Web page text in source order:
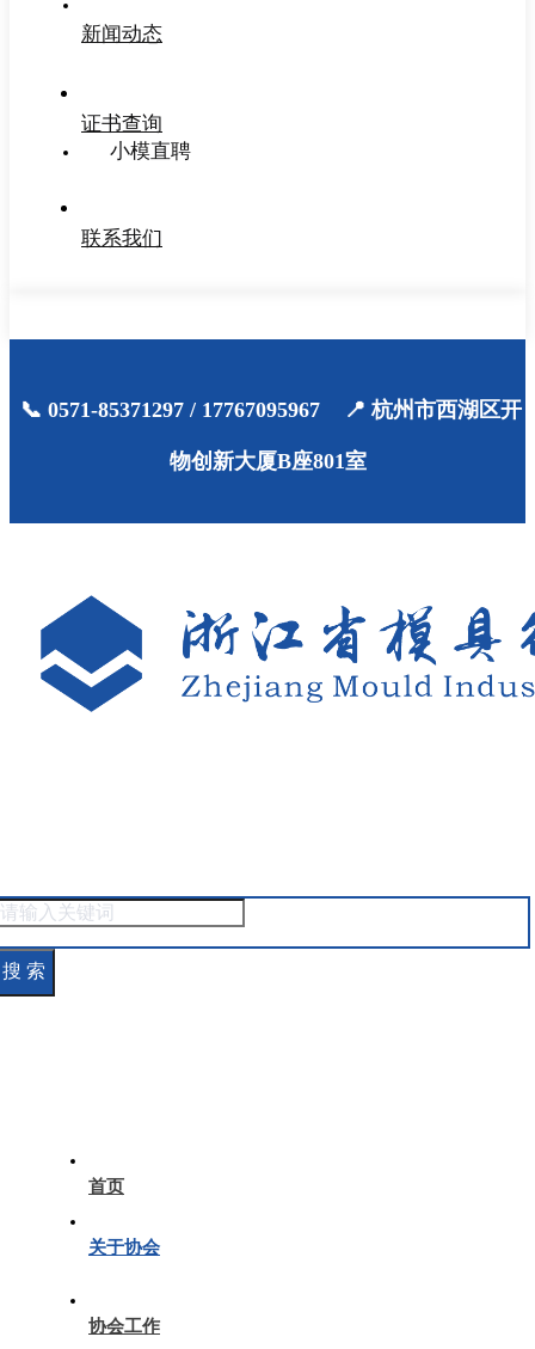
新闻动态
证书查询
小模直聘
联系我们
📞 0571-85371297 / 17767095967 📍 杭州市西湖区开
物创新大厦B座801室
搜 索
首页
关于协会
协会工作